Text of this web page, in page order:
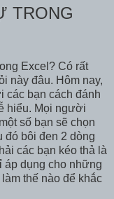
TRONG
Excel? Có rất
này đâu. Hôm nay,
các bạn cách đánh
hiểu. Mọi người
số bạn sẽ chọn
đó bôi đen 2 dòng
các bạn kéo thả là
áp dụng cho những
thế nào để khắc